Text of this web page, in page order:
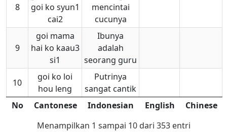
8
goi ko syun1
cai2
mencintai
cucunya
9
goi mama
hai ko kaau3
si1
Ibunya
adalah
seorang guru
10
goi ko loi
hou leng
Putrinya
sangat cantik
No
Cantonese Indonesian English
Chinese
Menampilkan 1 sampai 10 dari 353 entri